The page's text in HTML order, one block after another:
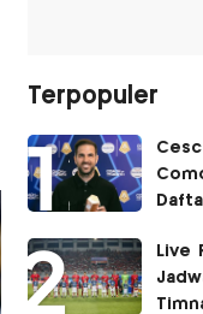
Terpopuler
Live